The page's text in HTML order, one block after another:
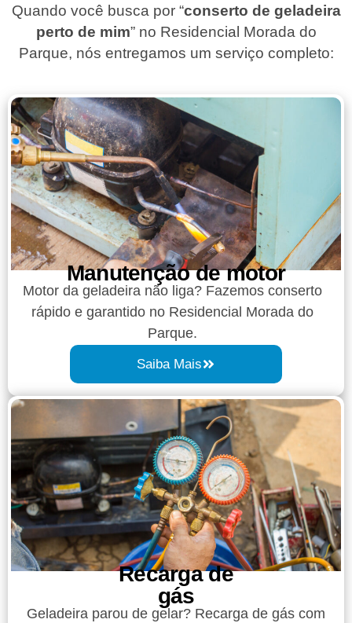
Quando você busca por “conserto de geladeira
perto de mim” no Residencial Morada do
Parque, nós entregamos um serviço completo:
Manutenção de motor
Motor da geladeira não liga? Fazemos conserto
rápido e garantido no Residencial Morada do
Parque.
Saiba Mais
Recarga de
gás
Geladeira parou de gelar? Recarga de gás com